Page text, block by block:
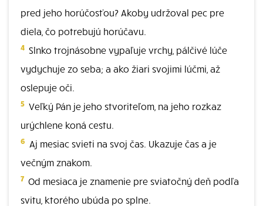
pred jeho horúčosťou? Akoby udržoval pec pre
diela, čo potrebujú horúčavu.
4 Slnko trojnásobne vypaľuje vrchy, pálčivé lúče
vydychuje zo seba; a ako žiari svojimi lúčmi, až
oslepuje oči.
5 Veľký Pán je jeho stvoriteľom, na jeho rozkaz
urýchlene koná cestu.
6 Aj mesiac svieti na svoj čas. Ukazuje čas a je
večným znakom.
7 Od mesiaca je znamenie pre sviatočný deň podľa
svitu, ktorého ubúda po splne.